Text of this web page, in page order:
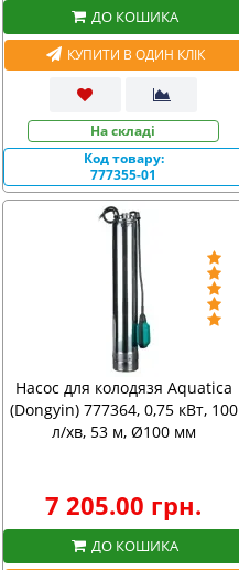
ДО КОШИКА
КУПИТИ В ОДИН КЛІК
На складі
Код товару:
777355-01
Насос для колодязя Aquatica
(Dongyin) 777364, 0,75 кВт, 100
л/хв, 53 м, Ø100 мм
7 205.00 грн.
ДО КОШИКА